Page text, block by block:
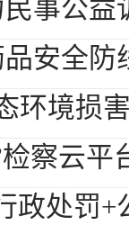
事公益
安全防
环境损
察云平
政处罚+